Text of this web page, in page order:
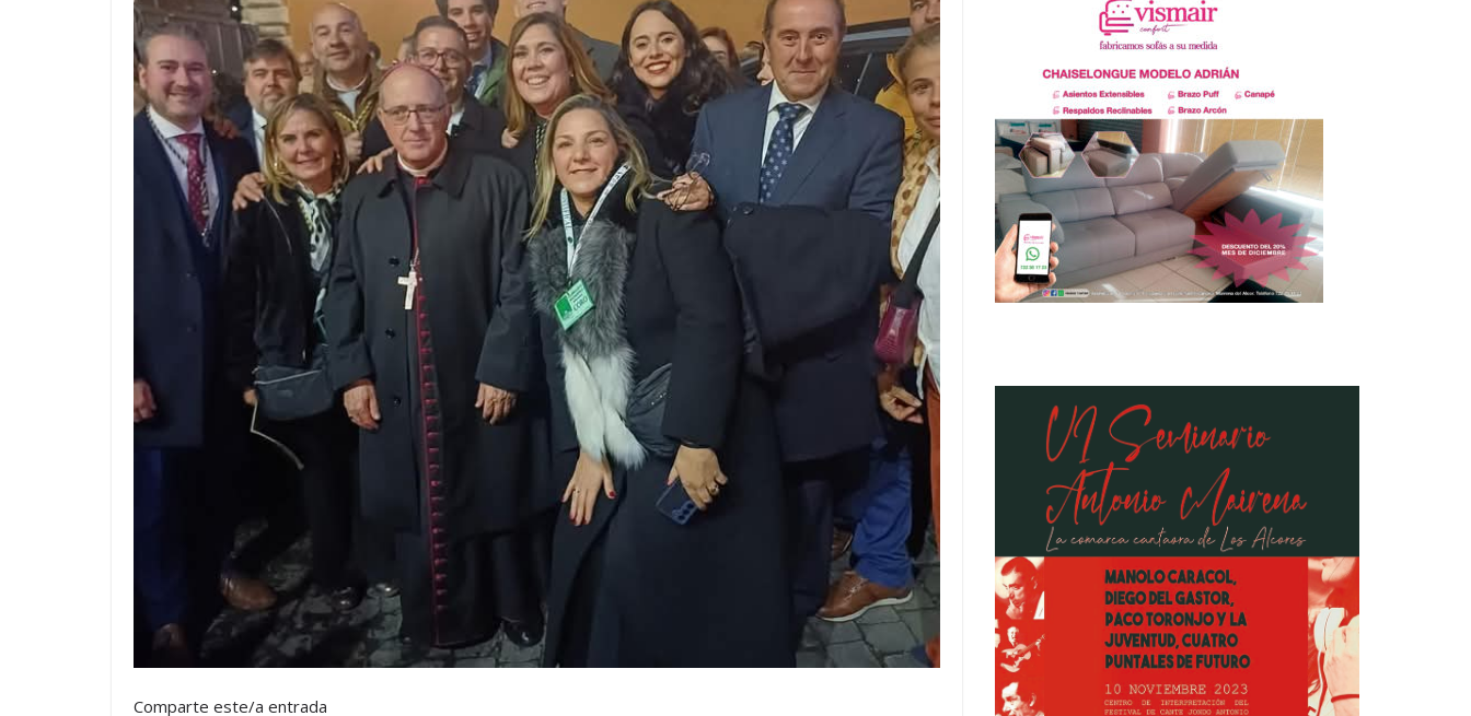
Comparte este/a entrada